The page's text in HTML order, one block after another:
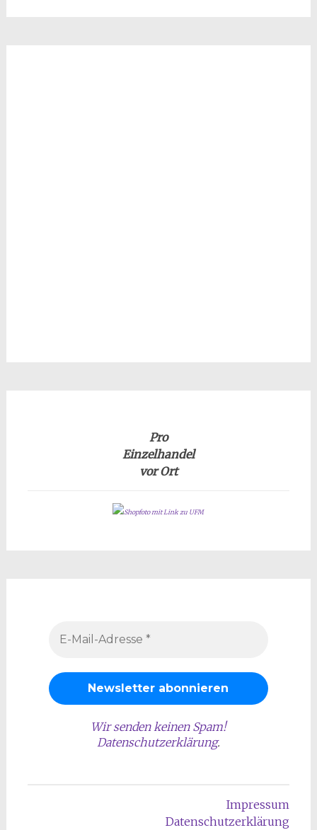
Pro
Einzelhandel
vor Ort
Shopfoto mit Link zu UFM
Wir senden keinen Spam!
Datenschutzerklärung.
Impressum
Datenschutzerklärung